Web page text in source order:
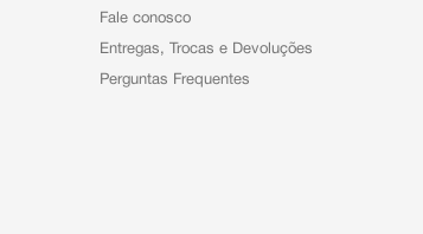
Fale conosco
Entregas, Trocas e Devoluções
Perguntas Frequentes